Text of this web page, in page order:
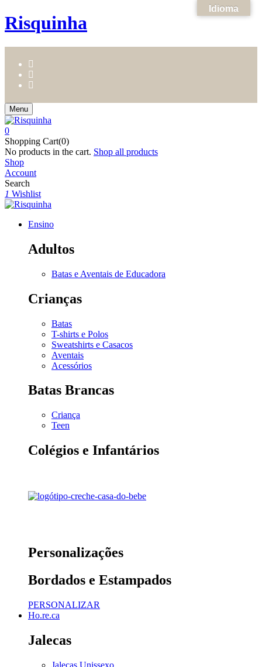
Risquinha
Menu
0
Shopping Cart(0)
No products in the cart. Shop all products
Shop
Account
Search
1 Wishlist
Ensino
Adultos
Batas e Aventais de Educadora
Crianças
Batas
T-shirts e Polos
Sweatshirts e Casacos
Aventais
Acessórios
Batas Brancas
Criança
Teen
Colégios e Infantários
Personalizações
Bordados e Estampados
PERSONALIZAR
Ho.re.ca
Jalecas
Jalecas Unissexo
Idioma